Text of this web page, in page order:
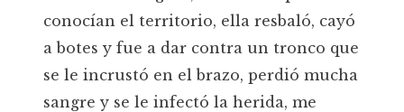
conocían el territorio, ella resbaló, cayó
a botes y fue a dar contra un tronco que
se le incrustó en el brazo, perdió mucha
sangre y se le infectó la herida, me